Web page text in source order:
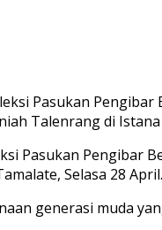
Pasukan
Talenrang di Istana
Pasukan Pengibar
Selasa 28 April.
generasi muda